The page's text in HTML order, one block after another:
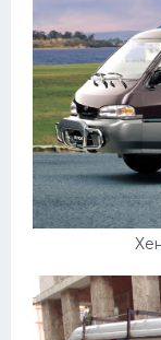
Гараж
Русские авто
Вольво
БМВ
МАЗ
Сузуки
Фольксваген
Лексус